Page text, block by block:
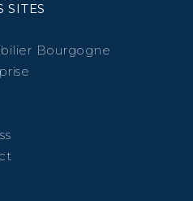
SITES
Bourgogne